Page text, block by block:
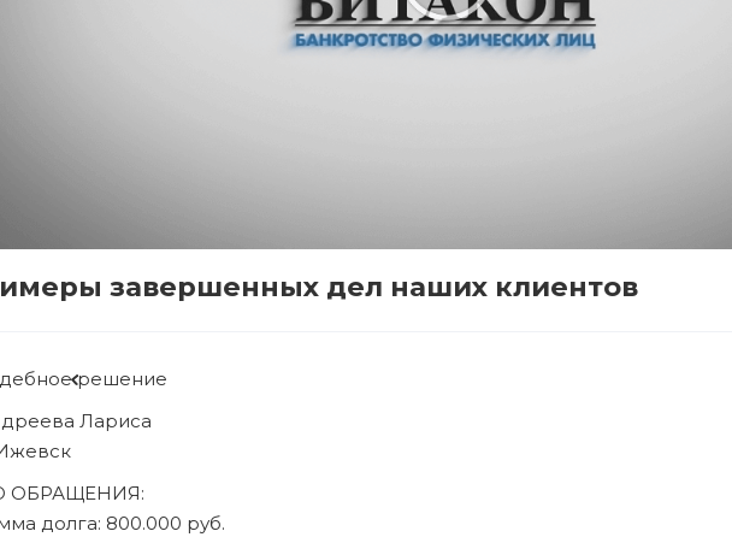
завершенных дел наших клиентов
решение
Людмила
Ижевск
ОБРАЩЕНИЯ:
долга: 470.000 руб.